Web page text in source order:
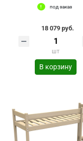
под заказ
18 079 руб.
шт
В корзину